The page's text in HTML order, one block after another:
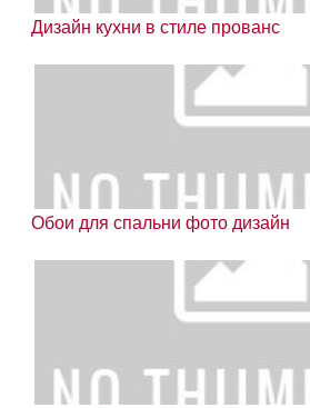
Дизайн кухни в стиле прованс
Обои для спальни фото дизайн